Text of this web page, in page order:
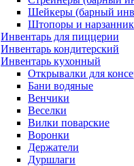
Шейкеры (барный
Штопоры и
Инвентарь для пиццерии
Инвентарь кондитерский
Инвентарь кухонный
Открывалки для
Бани водяные
Венчики
Веселки
Вилки поварские
Воронки
Держатели
Дуршлаги